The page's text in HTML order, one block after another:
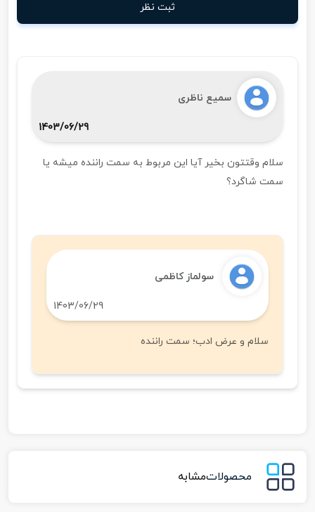
ثبت نظر
سمیع ناظری
1403/06/29
سلام وقتتون بخیر آیا این مربوط به سمت راننده میشه یا
سمت شاگرد؟
سولماز کاظمی
1403/06/29
سلام و عرض ادب؛ سمت راننده
محصولاتمشابه